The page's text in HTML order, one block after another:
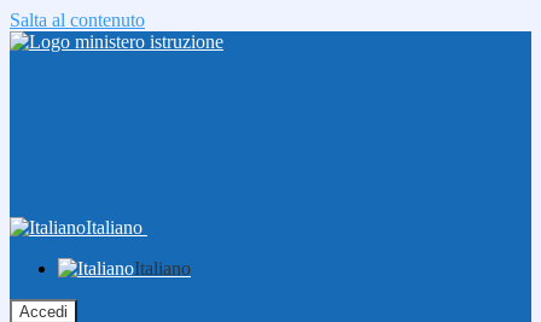
Salta al contenuto
Italiano
Italiano
Accedi